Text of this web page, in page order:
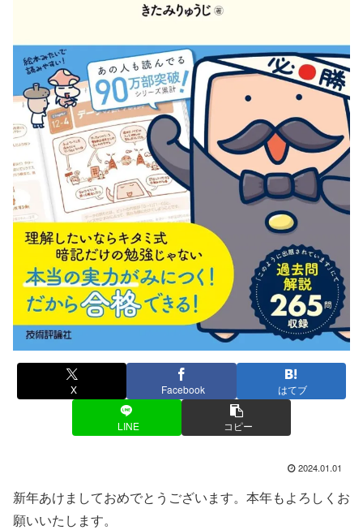
X Facebook はてブ
LINE コピー
2024.01.01
新年あけましておめでとうございます。本年もよろしくお
願いいたします。